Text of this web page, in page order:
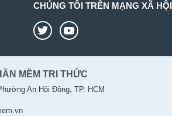
CHÚNG TÔI TRÊN MẠNG XÃ HỘI
MỀM TRI THỨC
An Hội Đông, TP. HCM